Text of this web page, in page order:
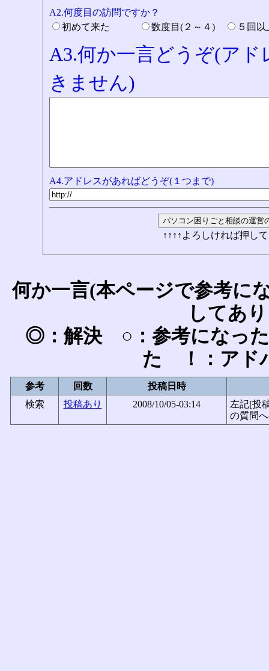
A2.何度目の訪問ですか？
初めて来た
数度目(２～４) ５回
A3.何か一言どうぞ(ア
きません)
A4.アドレスがあればどうぞ(１つまで)
↑↑↑↑よろしければ押し
何か一言(本ページで参考に
してあ
◎：解決 ○：参考になっ
た ！：アド
参考 回数
投稿日時
検索
投稿あり 2008/10/05-03:14
左記[投
の質問